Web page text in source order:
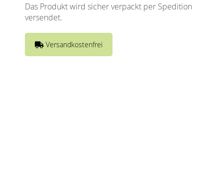
Das Produkt wird sicher verpackt per Spedition
versendet.
Versandkostenfrei